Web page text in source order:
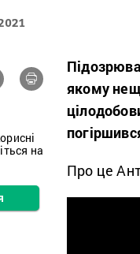
на
якому
Про це